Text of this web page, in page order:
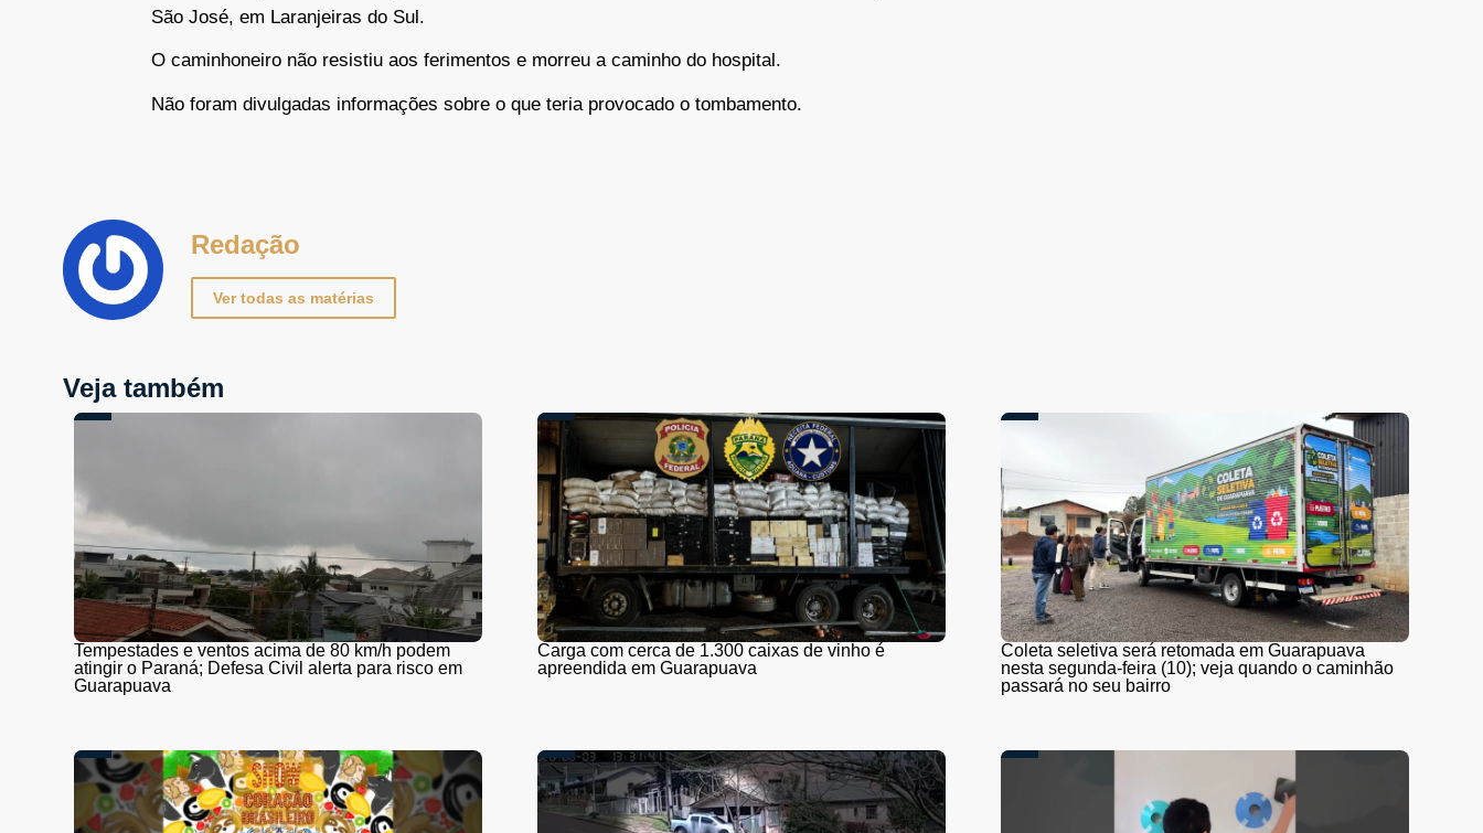
São José, em Laranjeiras do Sul.
O caminhoneiro não resistiu aos ferimentos e morreu a caminho do hospital.
Não foram divulgadas informações sobre o que teria provocado o tombamento.
Redação
Ver todas as matérias
Veja também
Tempestades e ventos acima de 80 km/h podem
atingir o Paraná; Defesa Civil alerta para risco em
Guarapuava
Carga com cerca de 1.300 caixas de vinho é
apreendida em Guarapuava
Coleta seletiva será retomada em Guarapuava
nesta segunda-feira (10); veja quando o caminhão
passará no seu bairro